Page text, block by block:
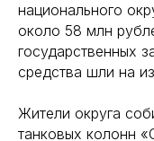
национального
около 58 млн
государственных
средства шли на
Жители округа
танковых колонн